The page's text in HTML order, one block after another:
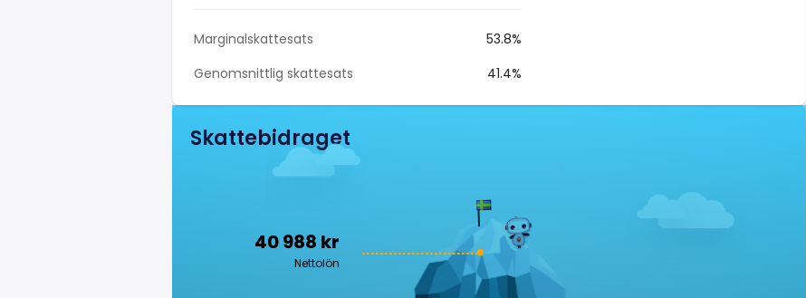
Marginalskattesats
53.8%
Genomsnittlig skattesats
41.4%
Skattebidraget
40 988 kr
Nettolön